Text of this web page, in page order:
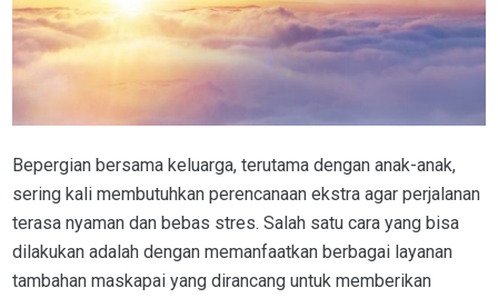
Bepergian bersama keluarga, terutama dengan anak-anak,
sering kali membutuhkan perencanaan ekstra agar perjalanan
terasa nyaman dan bebas stres. Salah satu cara yang bisa
dilakukan adalah dengan memanfaatkan berbagai layanan
tambahan maskapai yang dirancang untuk memberikan